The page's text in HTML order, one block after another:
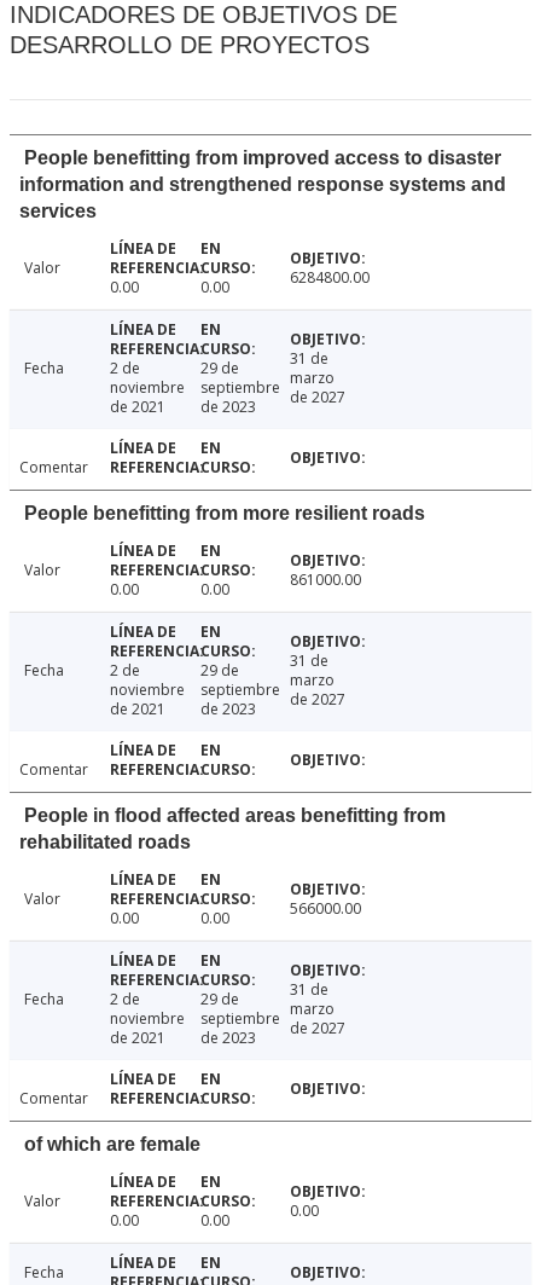
INDICADORES DE OBJETIVOS DE
DESARROLLO DE PROYECTOS
People benefitting from improved access to disaster
information and strengthened response systems and
services
Valor
0.00
0.00 6284800.00
Fecha
2 de
noviembre
de 2021
29 de
septiembre
de 2023
31 de
marzo
de 2027
Comentar
People benefitting from more resilient roads
Valor
0.00
0.00 861000.00
Fecha
2 de
noviembre
de 2021
29 de
septiembre
de 2023
31 de
marzo
de 2027
Comentar
People in flood affected areas benefitting from
rehabilitated roads
Valor
0.00
0.00 566000.00
Fecha
2 de
noviembre
de 2021
29 de
septiembre
de 2023
31 de
marzo
de 2027
Comentar
of which are female
Valor
0.00
0.00 0.00
Fecha